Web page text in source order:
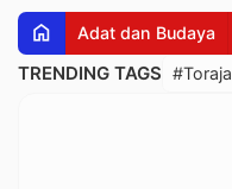
home Adat dan Budaya
TRENDING TAGS #Toraja